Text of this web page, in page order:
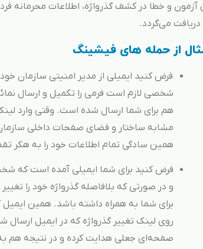
آزمون و خطا در کشف گذرواژه، اطلاعات محرمانه
می‌گردد.
از حمله های فیشینگ
فرض کنید ایمیلی از مدیر امنیتی سازمان
شخصی لازم است فرمی را تکمیل و ارسال
هم برای شما ارسال شده است. وقتی وارد
مشابه ساختار و فضای صفحات داخلی
همین سادگی تمام اطلاعات خود را به هکر
فرض کنید برای شما ایمیلی آمده است که
و در صورتی که بلافاصله گذرواژه خود را
برای شما به همراه داشته باشد. همین
روی لینک تغییر گذرواژه که در ایمیل ارسال
صفحه‌ای جعلی هدایت کرده و در نتیجه هم